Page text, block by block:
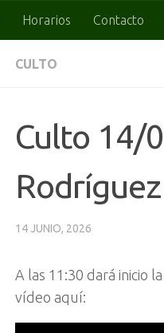
Horarios Contacto
CULTO
Culto 14/
Rodríguez
14 JUNIO, 2026
A las 11:30 dará inicio
vídeo aquí: